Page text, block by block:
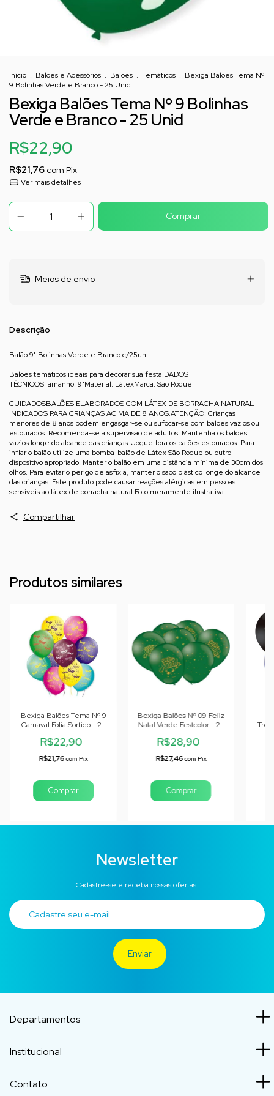
Início . Balões e Acessórios . Balões . Temáticos . Bexiga Balões Tema Nº
9 Bolinhas Verde e Branco - 25 Unid
Bexiga Balões Tema Nº 9 Bolinhas
Verde e Branco - 25 Unid
R$22,90
R$21,76 com Pix
Ver mais detalhes
Meios de envio
Descrição
Balão 9" Bolinhas Verde e Branco c/25un.
Balões temáticos ideais para decorar sua festa.DADOS
TÉCNICOSTamanho: 9"Material: LátexMarca: São Roque
CUIDADOSBALÕES ELABORADOS COM LÁTEX DE BORRACHA NATURAL
INDICADOS PARA CRIANÇAS ACIMA DE 8 ANOS.ATENÇÃO: Crianças
menores de 8 anos podem engasgar-se ou sufocar-se com balões vazios ou
estourados. Recomenda-se a supervisão de adultos. Mantenha os balões
vazios longe do alcance das crianças. Jogue fora os balões estourados. Para
inflar o balão utilize uma bomba-balão de Látex São Roque ou outro
dispositivo apropriado. Manter o balão em uma distância mínima de 30cm dos
olhos. Para evitar o perigo de asfixia, manter o saco plástico longe do alcance
das crianças. Este produto pode causar reações alérgicas em pessoas
sensíveis ao látex de borracha natural.Foto meramente ilustrativa.
Compartilhar
Produtos similares
Bexiga Balões Tema Nº 9
Carnaval Folia Sortido - 25
R$22,90
R$21,76com Pix
Bexiga Balões Nº 09 Feliz
Natal Verde Festcolor - 25
R$28,90
R$27,46com Pix
Newsletter
Cadastre-se e receba nossas ofertas.
Departamentos
Institucional
Contato